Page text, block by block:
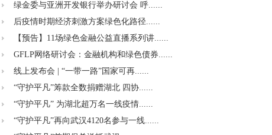
绿金委与亚洲开发银行举办研讨会 呼......
后疫情时期经济刺激方案绿色化路径......
【预告】11场绿色金融公益直播系列讲......
GFLP网络研讨会：金融机构和绿色债券......
线上发布会 | “一带一路”国家可再......
“守护平凡”筹款全数捐赠湖北 四协......
“守护平凡” 为湖北超万名一线疫情......
“守护平凡”再向武汉4120名参与一线......